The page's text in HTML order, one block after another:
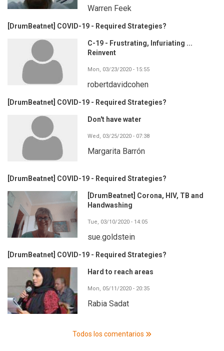
Warren Feek
[DrumBeatnet] COVID-19 - Required Strategies?
C-19 - Frustrating, Infuriating ...
Reinvent
Mon, 03/23/2020 - 15:55
robertdavidcohen
[DrumBeatnet] COVID-19 - Required Strategies?
Don't have water
Wed, 03/25/2020 - 07:38
Margarita Barrón
[DrumBeatnet] COVID-19 - Required Strategies?
[DrumBeatnet] Corona, HIV, TB and
Handwashing
Tue, 03/10/2020 - 14:05
sue.goldstein
[DrumBeatnet] COVID-19 - Required Strategies?
Hard to reach areas
Mon, 05/11/2020 - 20:35
Rabia Sadat
Todos los comentarios